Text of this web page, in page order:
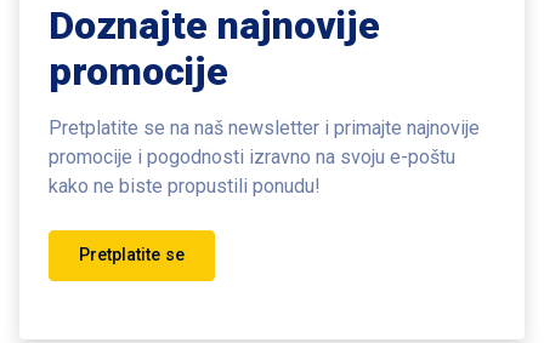
Doznajte najnovije
promocije
Pretplatite se na naš newsletter i primajte najnovije
promocije i pogodnosti izravno na svoju e-poštu
kako ne biste propustili ponudu!
Pretplatite se